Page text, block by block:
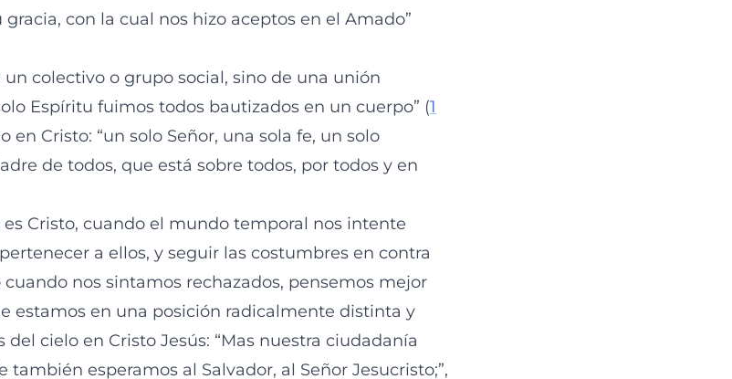
con la cual nos hizo aceptos en el Amado”
colectivo o grupo social, sino de una unión
Espíritu fuimos todos bautizados en un cuerpo” (1
en Cristo: “un solo Señor, una sola fe, un solo
de todos, que está sobre todos, por todos y en
Cristo, cuando el mundo temporal nos intente
a ellos, y seguir las costumbres en contra
nos sintamos rechazados, pensemos mejor
estamos en una posición radicalmente distinta y
cielo en Cristo Jesús: “Mas nuestra ciudadanía
también esperamos al Salvador, al Señor Jesucristo;”,